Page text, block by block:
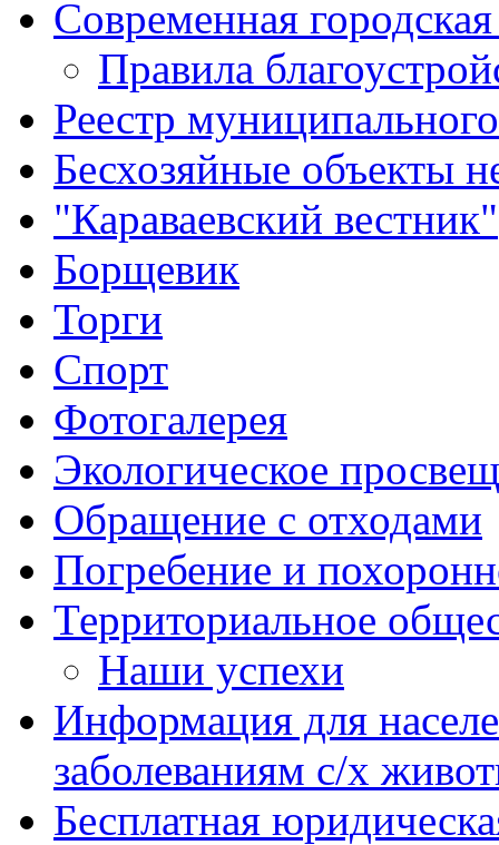
Современная городская
Правила
Реестр
Бесхозяйные объекты
"Караваевский вестник"
Борщевик
Торги
Спорт
Фотогалерея
Экологическое
Обращение с отходами
Погребение и
Территориальное
Наши успехи
Информация для
заболеваниям с/х
Бесплатная